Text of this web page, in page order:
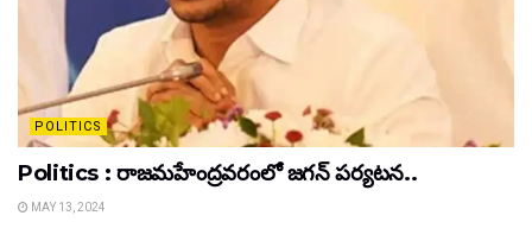
POLITICS
Politics : రాజమహేంద్రవరంలో జగన్ పర్యటన..
MAY 13, 2024